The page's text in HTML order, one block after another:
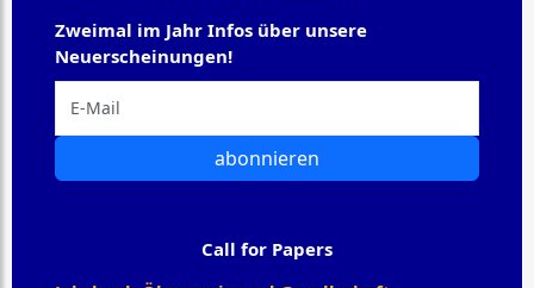
Zweimal im Jahr Infos über unsere
Neuerscheinungen!
abonnieren
Call for Papers